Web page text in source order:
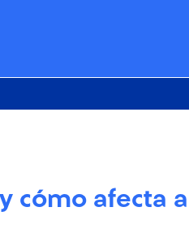
cómo afecta